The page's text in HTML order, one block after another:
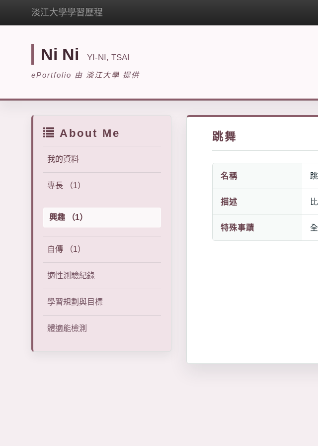
淡江大學學習歷程
Ni Ni YI-NI, TSAI
ePortfolio 由 淡江大學 提供
About Me
我的資料
專長 （1）
興趣 （1）
自傳 （1）
適性測驗紀錄
學習規劃與目標
體適能檢測
跳舞
名稱
描述
特殊事蹟